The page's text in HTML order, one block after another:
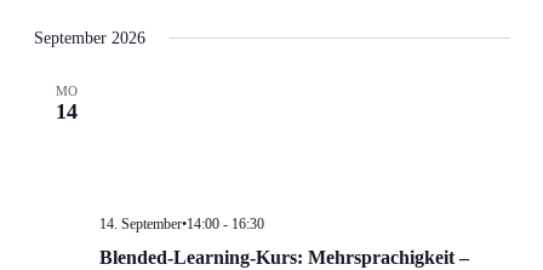
wählen.
September 2026
MO
14
Blended-Learning-Kurs: Mehrsprachigkeit –
14. September•14:00- 16:30